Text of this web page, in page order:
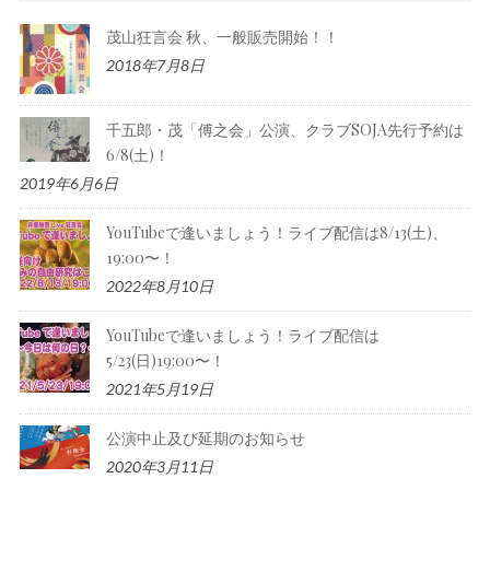
茂山狂言会 秋、一般販売開始！！
2018年7月8日
千五郎・茂「傅之会」公演、クラブSOJA先行予約は
6/8(土)！
2019年6月6日
YouTubeで逢いましょう！ライブ配信は8/13(土)、
19:00〜！
2022年8月10日
YouTubeで逢いましょう！ライブ配信は
5/23(日)19:00〜！
2021年5月19日
公演中止及び延期のお知らせ
2020年3月11日